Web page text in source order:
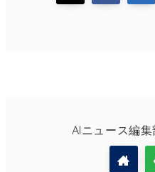
AIニュース編